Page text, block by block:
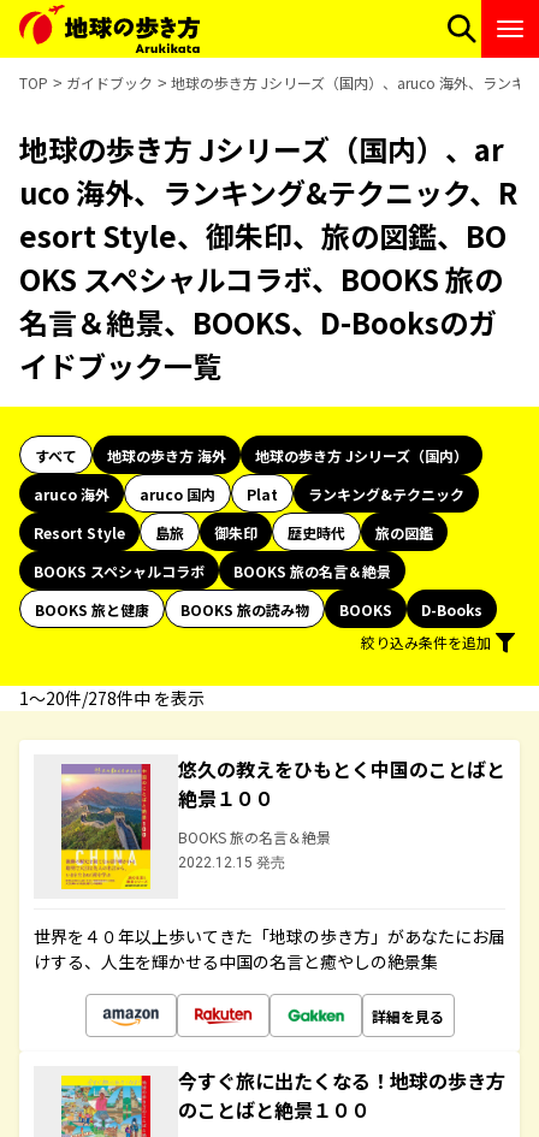
TOP ガイドブック 地球の歩き方 Jシリーズ（国内）、aruco 海外、ランキ
地球の歩き方 Jシリーズ（国内）、ar
uco 海外、ランキング&テクニック、R
esort Style、御朱印、旅の図鑑、BO
OKS スペシャルコラボ、BOOKS 旅の
名言＆絶景、BOOKS、D-Booksのガ
イドブック一覧
すべて 地球の歩き方 海外
地球の歩き方 Jシリーズ（国内）
aruco 海外
aruco 国内 Plat
ランキング&テクニック
Resort Style
島旅 御朱印 歴史時代
旅の図鑑
BOOKS スペシャルコラボ
BOOKS 旅の名言＆絶景
BOOKS 旅と健康
BOOKS 旅の読み物 BOOKS
D-Books
絞り込み条件を追加
1〜20件/278件中 を表示
悠久の教えをひもとく中国のことばと
絶景１００
BOOKS 旅の名言＆絶景
2022.12.15 発売
世界を４０年以上歩いてきた「地球の歩き方」があなたにお届
けする、人生を輝かせる中国の名言と癒やしの絶景集
詳細を見る
今すぐ旅に出たくなる！地球の歩き方
のことばと絶景１００